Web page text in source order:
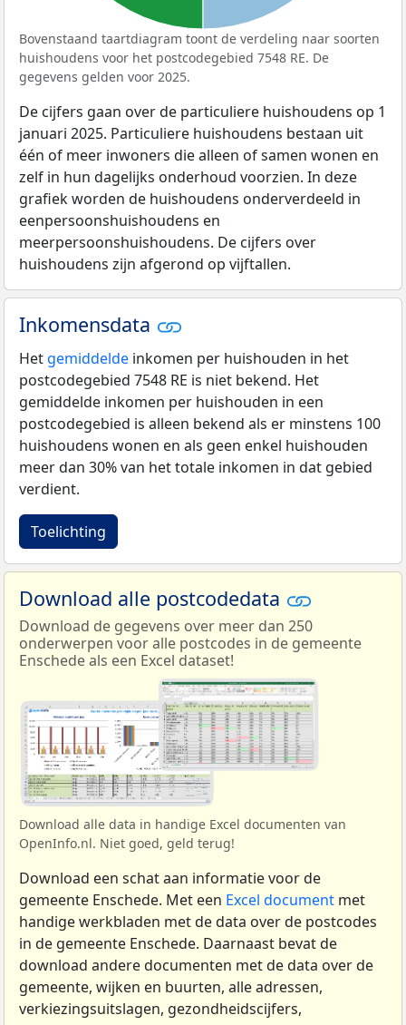
Bovenstaand taartdiagram toont de verdeling naar soorten
huishoudens voor het postcodegebied 7548 RE. De
gegevens gelden voor 2025.
De cijfers gaan over de particuliere huishoudens op 1
januari 2025. Particuliere huishoudens bestaan uit
één of meer inwoners die alleen of samen wonen en
zelf in hun dagelijks onderhoud voorzien. In deze
grafiek worden de huishoudens onderverdeeld in
eenpersoonshuishoudens en
meerpersoonshuishoudens. De cijfers over
huishoudens zijn afgerond op vijftallen.
Inkomensdata
Het gemiddelde inkomen per huishouden in het
postcodegebied 7548 RE is niet bekend. Het
gemiddelde inkomen per huishouden in een
postcodegebied is alleen bekend als er minstens 100
huishoudens wonen en als geen enkel huishouden
meer dan 30% van het totale inkomen in dat gebied
verdient.
Toelichting
Download alle postcodedata
Download de gegevens over meer dan 250
onderwerpen voor alle postcodes in de gemeente
Enschede als een Excel dataset!
Download alle data in handige Excel documenten van
OpenInfo.nl. Niet goed, geld terug!
Download een schat aan informatie voor de
gemeente Enschede. Met een Excel document met
handige werkbladen met de data over de postcodes
in de gemeente Enschede. Daarnaast bevat de
download andere documenten met de data over de
gemeente, wijken en buurten, alle adressen,
verkiezingsuitslagen, gezondheidscijfers,